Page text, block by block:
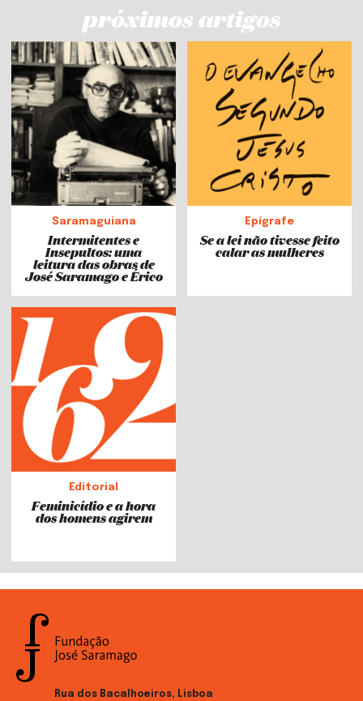
próximos artigos
Saramaguiana
Intermitentes e
Insepultos: uma
leitura das obras de
José Saramago e Érico
Veríssimo
Epígrafe
Se a lei não tivesse feito
calar as mulheres
Editorial
Feminicídio e a hora
dos homens agirem
Rua dos Bacalhoeiros, Lisboa